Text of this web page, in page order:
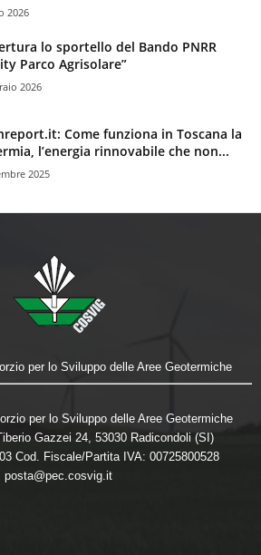
2026
lo sportello del Bando PNRR
Parco Agrisolare”
2026
Come funziona in Toscana la
l’energia rinnovabile che non...
2025
per lo Sviluppo delle Aree Geotermiche
per lo Sviluppo delle Aree Geotermiche
Gazzei 24, 53030 Radicondoli (SI)
Cod. Fiscale/Partita IVA: 00725800528
posta@pec.cosvig.it